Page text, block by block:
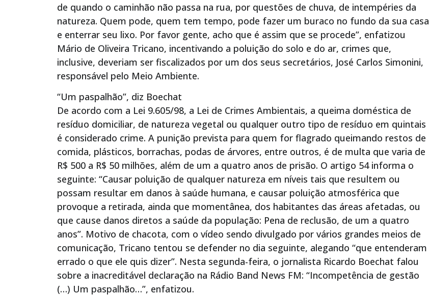
de quando o caminhão não passa na rua, por questões de chuva, de intempéries da
natureza. Quem pode, quem tem tempo, pode fazer um buraco no fundo da sua casa
e enterrar seu lixo. Por favor gente, acho que é assim que se procede”, enfatizou
Mário de Oliveira Tricano, incentivando a poluição do solo e do ar, crimes que,
inclusive, deveriam ser fiscalizados por um dos seus secretários, José Carlos Simonini,
responsável pelo Meio Ambiente.
“Um paspalhão”, diz Boechat
De acordo com a Lei 9.605/98, a Lei de Crimes Ambientais, a queima doméstica de
resíduo domiciliar, de natureza vegetal ou qualquer outro tipo de resíduo em quintais
é considerado crime. A punição prevista para quem for flagrado queimando restos de
comida, plásticos, borrachas, podas de árvores, entre outros, é de multa que varia de
R$ 500 a R$ 50 milhões, além de um a quatro anos de prisão. O artigo 54 informa o
seguinte: “Causar poluição de qualquer natureza em níveis tais que resultem ou
possam resultar em danos à saúde humana, e causar poluição atmosférica que
provoque a retirada, ainda que momentânea, dos habitantes das áreas afetadas, ou
que cause danos diretos a saúde da população: Pena de reclusão, de um a quatro
anos”. Motivo de chacota, com o vídeo sendo divulgado por vários grandes meios de
comunicação, Tricano tentou se defender no dia seguinte, alegando “que entenderam
errado o que ele quis dizer”. Nesta segunda-feira, o jornalista Ricardo Boechat falou
sobre a inacreditável declaração na Rádio Band News FM: “Incompetência de gestão
(…) Um paspalhão…”, enfatizou.